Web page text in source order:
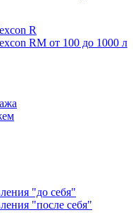
R
RM от 100 до 1000 л
"до себя"
"после себя"